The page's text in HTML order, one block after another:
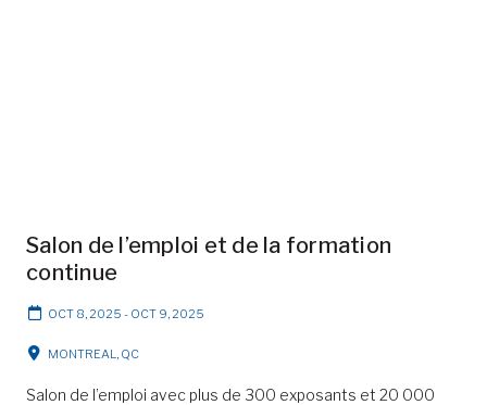
Salon de l’emploi et de la formation
continue
OCT 8, 2025 - OCT 9, 2025
MONTREAL, QC
Salon de l’emploi avec plus de 300 exposants et 20 000